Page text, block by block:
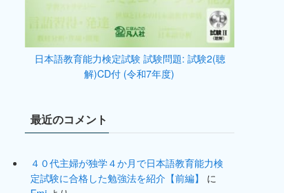
日本語教育能力検定試験 試験問題: 試験2(聴
解)CD付 (令和7年度)
最近のコメント
４０代主婦が独学４か月で日本語教育能力検
定試験に合格した勉強法を紹介【前編】
に